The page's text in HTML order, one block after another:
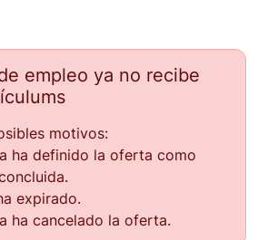
empleo ya no recibe
motivos:
ha definido la oferta como
expirado.
ha cancelado la oferta.